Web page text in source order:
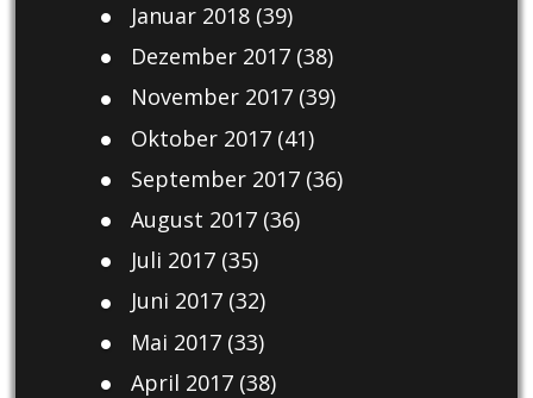
Januar 2018(39)
Dezember 2017(38)
November 2017(39)
Oktober 2017(41)
September 2017(36)
August 2017(36)
Juli 2017(35)
Juni 2017(32)
Mai 2017(33)
April 2017(38)